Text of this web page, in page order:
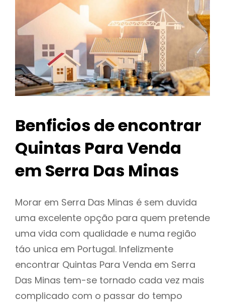
Benficios de encontrar
Quintas Para Venda
em Serra Das Minas
Morar em Serra Das Minas é sem duvida
uma excelente opção para quem pretende
uma vida com qualidade e numa região
táo unica em Portugal. Infelizmente
encontrar Quintas Para Venda em Serra
Das Minas tem-se tornado cada vez mais
complicado com o passar do tempo